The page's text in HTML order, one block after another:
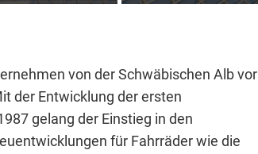
von der Schwäbischen Alb vor
der Entwicklung der ersten
gelang der Einstieg in den
für Fahrräder wie die